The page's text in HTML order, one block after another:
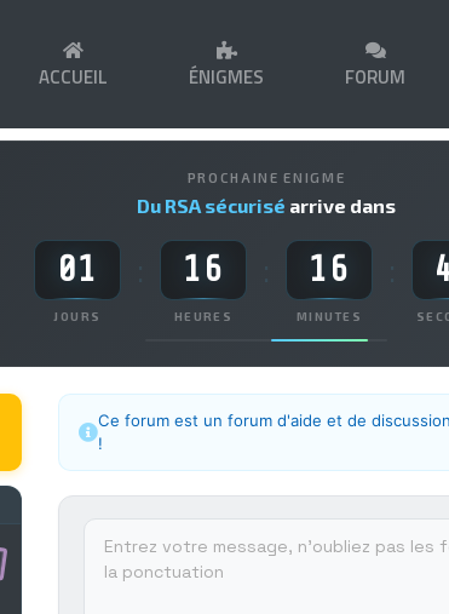
ACCUEIL ÉNIGMES FORUM
PROCHAINE ENIGME
Du RSA sécurisé arrive dans
01
JOURS
16
HEURES
16
MINUTES
Ce forum est un forum d'aide et de
!